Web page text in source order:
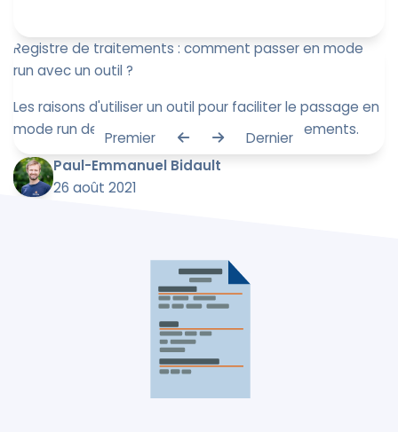
Registre de traitements : comment passer en mode
run avec un outil ?
Les raisons d'utiliser un outil pour faciliter le passage en
mode run de la gestion du registre des traitements.
Paul-Emmanuel Bidault
26 août 2021
Premier Dernier